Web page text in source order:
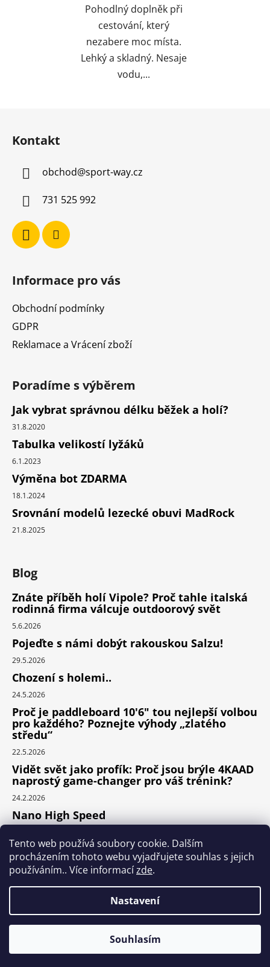
Tento web používá soubory cookie. Dalším
procházením tohoto webu vyjadřujete souhlas s jejich
používáním.. Více informacízde.
Nastavení
Souhlasím
Pohodlný doplněk při
cestování, který
nezabere moc místa.
Lehký a skladný. Nesaje
vodu,...
Kontakt
obchod@sport-way.cz
731 525 992
Informace pro vás
Obchodní podmínky
GDPR
Reklamace a Vrácení zboží
Poradíme s výběrem
Jak vybrat správnou délku běžek a holí?
31.8.2020
Tabulka velikostí lyžáků
6.1.2023
Výměna bot ZDARMA
18.1.2024
Srovnání modelů lezecké obuvi MadRock
21.8.2025
Blog
Znáte příběh holí Vipole? Proč tahle italská
rodinná firma válcuje outdoorový svět
5.6.2026
Pojeďte s námi dobýt rakouskou Salzu!
29.5.2026
Chození s holemi..
24.5.2026
Proč je paddleboard 10'6" tou nejlepší volbou
pro každého? Poznejte výhody „zlatého
středu“
22.5.2026
Vidět svět jako profík: Proč jsou brýle 4KAAD
naprostý game-changer pro váš trénink?
24.2.2026
Nano High Speed
Nejlepší cyklodoplňky v porovnání cena /
výkon
Vytvořil Shoptet
SPORT-WAY
vyhrazena.